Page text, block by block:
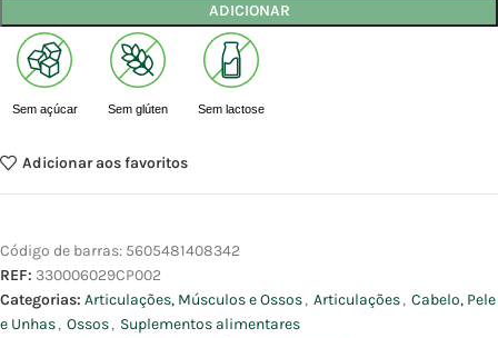
ADICIONAR
Sem açúcar Sem glúten Sem lactose
Adicionar aos favoritos
Código de barras: 5605481408342
REF: 330006029CP002
Categorias: Articulações, Músculos e Ossos, Articulações, Cabelo, Pele
e Unhas, Ossos, Suplementos alimentares